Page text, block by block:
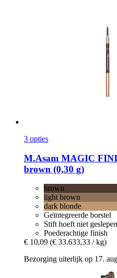
3 opties
M.Asam MAGIC
brown (0,30 g)
brown
light brown
dark blonde
Geïntegreerde borstel
Stift hoeft niet
Poederachtige finish
€ 10,09 (€ 33.633,33 / kg)
Bezorging uiterlijk op 17.